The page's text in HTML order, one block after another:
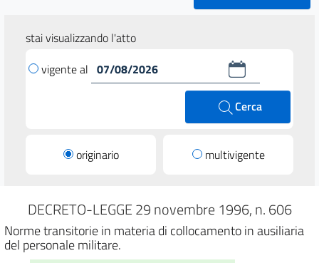
stai visualizzando l'atto
vigente al
Cerca
originario multivigente
DECRETO-LEGGE 29 novembre 1996, n. 606
Norme transitorie in materia di collocamento in ausiliaria
del personale militare.